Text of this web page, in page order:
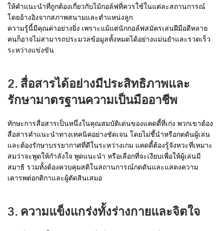
ให้คำแนะนำที่ถูกต้องเกี่ยวกับไม้กอล์ฟที่ควรใช้ในแต่ละสถานการณ์
โดยอ้างอิงจากสภาพสนามและตำแหน่งลูก
ความรู้นี้มีคุณค่าอย่างยิ่ง เพราะแม้แต่นักกอล์ฟสมัครเล่นฝีมือดีหลาย
คนก็อาจไม่สามารถประมวลข้อมูลทั้งหมดได้อย่างแม่นยำและรวดเร็ว
ระหว่างแข่งขัน
2. สื่อสารได้อย่างมีประสิทธิภาพและ
รักษามาตรฐานความเป็นมืออาชีพ
ทักษะการสื่อสารเป็นหนึ่งในคุณสมบัติเด่นของแคดดี้ที่เก่ง พวกเขาต้อง
สื่อสารคำแนะนำทางเทคนิคอย่างชัดเจน โดยไม่ชี้นำหรือกดดันผู้เล่น
และต้องรักษาบรรยากาศที่ดีในระหว่างเกม แคดดี้ต้องรู้จังหวะที่เหมาะ
สมว่าจะพูดให้กำลังใจ พูดแนะนำ หรือเลือกที่จะเงียบเพื่อให้ผู้เล่นมี
สมาธิ รวมทั้งต้องควบคุมสติในสถานการณ์กดดันและแสดงความ
เคารพต่อกติกาและผู้ตัดสินเสมอ
3. ความแข็งแกร่งทั้งร่างกายและจิตใจ